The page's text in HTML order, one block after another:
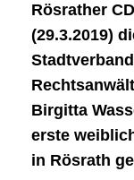
Rösrather
(29.3.2019)
Birgitta
erste
in Rösrath